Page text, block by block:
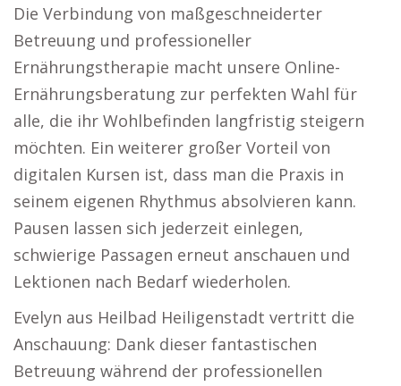
Die Verbindung von maßgeschneiderter
Betreuung und professioneller
Ernährungstherapie macht unsere Online-
Ernährungsberatung zur perfekten Wahl für
alle, die ihr Wohlbefinden langfristig steigern
möchten. Ein weiterer großer Vorteil von
digitalen Kursen ist, dass man die Praxis in
seinem eigenen Rhythmus absolvieren kann.
Pausen lassen sich jederzeit einlegen,
schwierige Passagen erneut anschauen und
Lektionen nach Bedarf wiederholen.
Evelyn aus Heilbad Heiligenstadt vertritt die
Anschauung: Dank dieser fantastischen
Betreuung während der professionellen